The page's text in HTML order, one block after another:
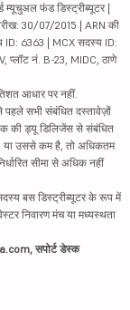
म्यूचुअल फंड डिस्ट्रीब्यूटर |
30/07/2015 | ARN की
ID: 6363 | MCX सदस्य ID:
प्लॉट नं. B-23, MIDC, ठाणे
आधार पर नहीं.
पहले सभी संबंधित दस्तावेज़ों
की ड्यू डिलिजेंस से संबंधित
या उससे कम है, तो अधिकतम
सीमा से अधिक नहीं
बस डिस्ट्रीब्यूटर के रूप में
निवारण मंच या मध्यस्थता
सपोर्ट डेस्क